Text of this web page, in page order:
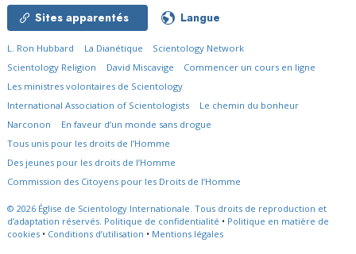
Sites apparentés Langue
L. Ron Hubbard La Dianétique
Scientology Network
Scientology Religion
David Miscavige
Commencer un cours en ligne
Les ministres volontaires de Scientology
International Association of Scientologists
Le chemin du bonheur
Narconon
En faveur d’un monde sans drogue
Tous unis pour les droits de l’Homme
Des jeunes pour les droits de l’Homme
Commission des Citoyens pour les Droits de l’Homme
© 2026 Église de Scientology Internationale. Tous droits de reproduction et
d’adaptation réservés. Politique de confidentialité • Politique en matière de
cookies • Conditions d’utilisation • Mentions légales